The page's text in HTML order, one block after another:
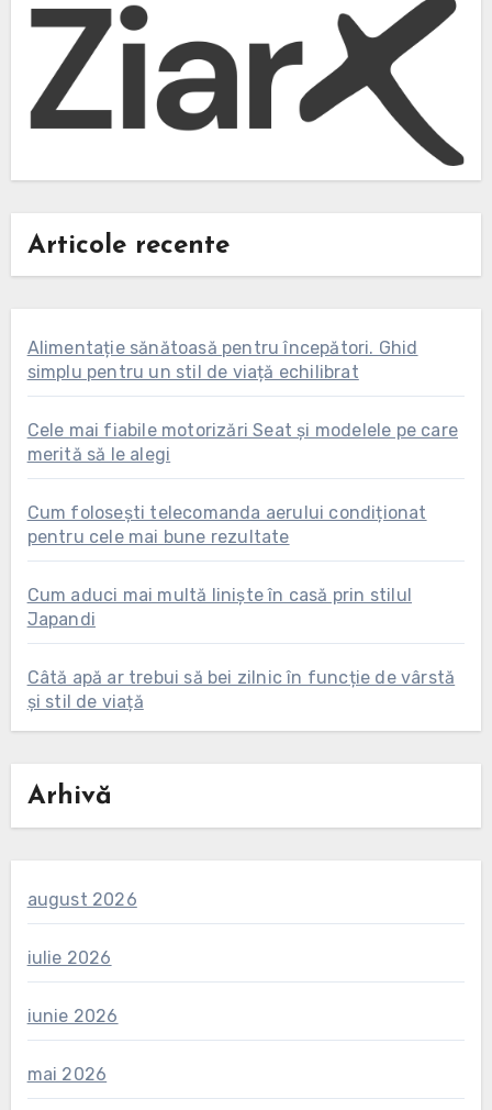
Articole recente
Alimentație sănătoasă pentru începători. Ghid
simplu pentru un stil de viață echilibrat
Cele mai fiabile motorizări Seat și modelele pe care
merită să le alegi
Cum folosești telecomanda aerului condiționat
pentru cele mai bune rezultate
Cum aduci mai multă liniște în casă prin stilul
Japandi
Câtă apă ar trebui să bei zilnic în funcție de vârstă
și stil de viață
Arhivă
august 2026
iulie 2026
iunie 2026
mai 2026